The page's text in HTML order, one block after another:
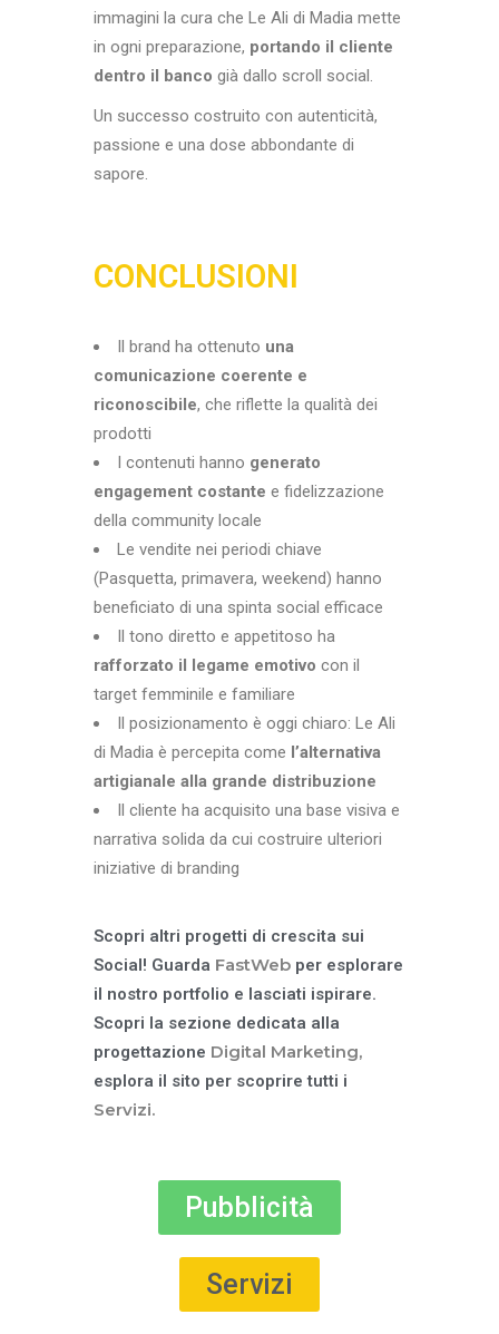
immagini la cura che Le Ali di Madia mette
in ogni preparazione, portando il cliente
dentro il banco già dallo scroll social.
Un successo costruito con autenticità,
passione e una dose abbondante di
sapore.
CONCLUSIONI
Il brand ha ottenuto una
comunicazione coerente e
riconoscibile, che riflette la qualità dei
prodotti
I contenuti hanno generato
engagement costante e fidelizzazione
della community locale
Le vendite nei periodi chiave
(Pasquetta, primavera, weekend) hanno
beneficiato di una spinta social efficace
Il tono diretto e appetitoso ha
rafforzato il legame emotivo con il
target femminile e familiare
Il posizionamento è oggi chiaro: Le Ali
di Madia è percepita come l’alternativa
artigianale alla grande distribuzione
Il cliente ha acquisito una base visiva e
narrativa solida da cui costruire ulteriori
iniziative di branding
Scopri altri progetti di crescita sui
Social! Guarda FastWeb per esplorare
il nostro portfolio e lasciati ispirare.
Scopri la sezione dedicata alla
progettazione Digital Marketing,
esplora il sito per scoprire tutti i
Servizi.
Pubblicità
Servizi